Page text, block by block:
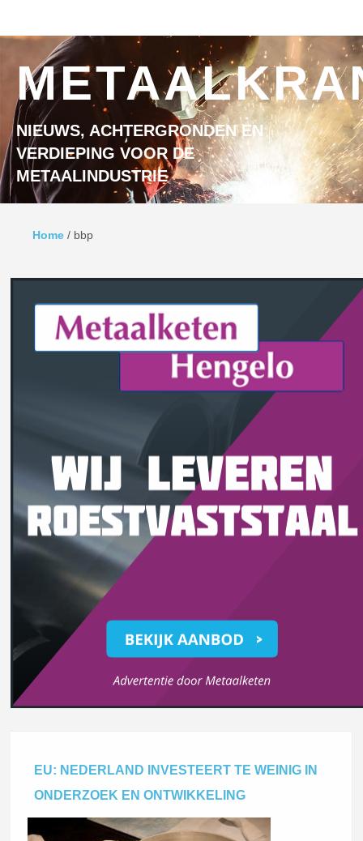
NIEUWS, ACHTERGRONDEN EN
VERDIEPING VOOR DE
METAALINDUSTRIE
Home / bbp
EU: NEDERLAND INVESTEERT TE WEINIG IN
ONDERZOEK EN ONTWIKKELING